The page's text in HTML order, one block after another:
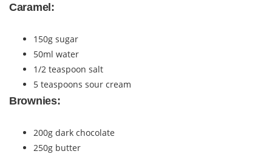
Caramel:
150g sugar
50ml water
1/2 teaspoon salt
5 teaspoons sour cream
Brownies:
200g dark chocolate
250g butter